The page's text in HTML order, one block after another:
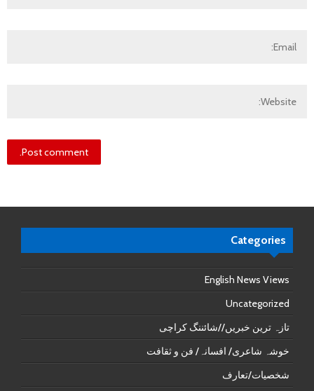
Categories
English News Views
Uncategorized
تازہ ترین خبریں//شائننگ کراچی
خوشہ شاعری/ افسانہ/ فن و ثقافت
شخصیات/تعارف